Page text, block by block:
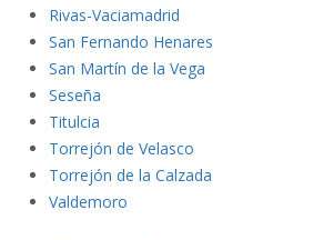
Rivas-Vaciamadrid
San Fernando Henares
San Martín de la Vega
Seseña
Titulcia
Torrejón de Velasco
Torrejón de la Calzada
Valdemoro